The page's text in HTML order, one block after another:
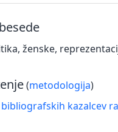
ženske,
(metodologija)
kazalcev